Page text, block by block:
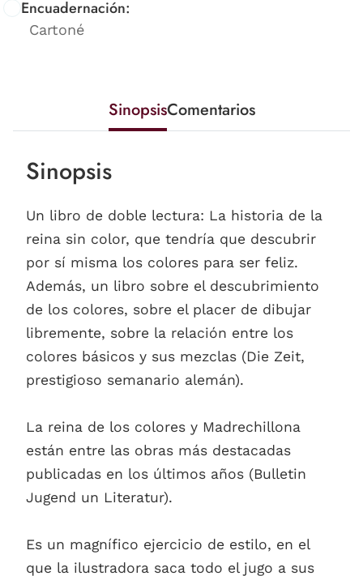
Encuadernación:
Cartoné
SinopsisComentarios
Sinopsis
Un libro de doble lectura: La historia de la
reina sin color, que tendría que descubrir
por sí misma los colores para ser feliz.
Además, un libro sobre el descubrimiento
de los colores, sobre el placer de dibujar
libremente, sobre la relación entre los
colores básicos y sus mezclas (Die Zeit,
prestigioso semanario alemán).
La reina de los colores y Madrechillona
están entre las obras más destacadas
publicadas en los últimos años (Bulletin
Jugend un Literatur).
Es un magnífico ejercicio de estilo, en el
que la ilustradora saca todo el jugo a sus